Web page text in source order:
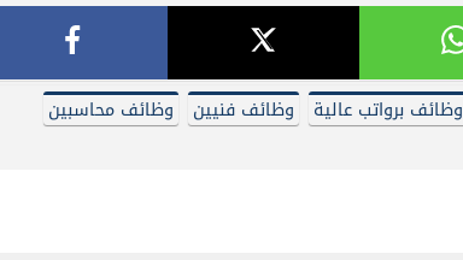
وظائف برواتب عالية وظائف فنيين
وظائف محاسبين